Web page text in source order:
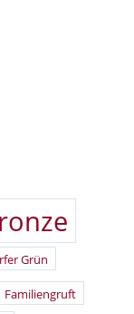
Grün
Familiengruft